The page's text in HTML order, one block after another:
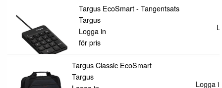
Targus EcoSmart - Tangentsats
Targus
Logga in
för pris
Targus Classic EcoSmart
Targus
Logga